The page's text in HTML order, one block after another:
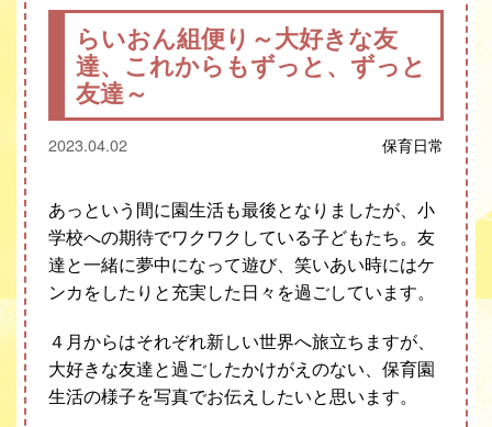
らいおん組便り～大好きな友
達、これからもずっと、ずっと
友達～
2023.04.02 保育日常
あっという間に園生活も最後となりましたが、小
学校への期待でワクワクしている子どもたち。友
達と一緒に夢中になって遊び、笑いあい時にはケ
ンカをしたりと充実した日々を過ごしています。
４月からはそれぞれ新しい世界へ旅立ちますが、
大好きな友達と過ごしたかけがえのない、保育園
生活の様子を写真でお伝えしたいと思います。
あゆみギャラリー
プライバシーポリシー
サイトマップ